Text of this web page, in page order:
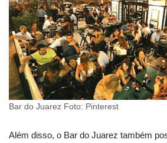
Bar do Juarez Foto: Pinterest
Além disso, o Bar do Juarez também